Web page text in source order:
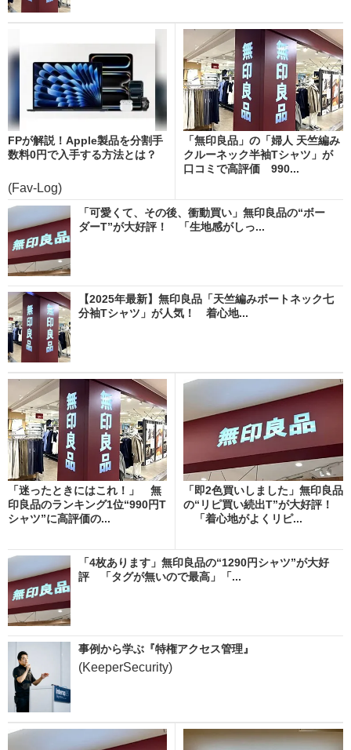
FPが解説！Apple製品を分割手
数料0円で入手する方法とは？
(Fav-Log)
「無印良品」の「婦人 天竺編み
クルーネック半袖Tシャツ」が
口コミで高評価 990...
「可愛くて、その後、衝動買い」無印良品の“ボー
ダーT”が大好評！ 「生地感がしっ...
【2025年最新】無印良品「天竺編みボートネック七
分袖Tシャツ」が人気！ 着心地...
「迷ったときにはこれ！」 無
印良品のランキング1位“990円T
シャツ”に高評価の...
「即2色買いしました」無印良品
の“リピ買い続出T”が大好評！
「着心地がよくリピ...
「4枚あります」無印良品の“1290円シャツ”が大好
評 「タグが無いので最高」「...
事例から学ぶ『特権アクセス管理』
(KeeperSecurity)